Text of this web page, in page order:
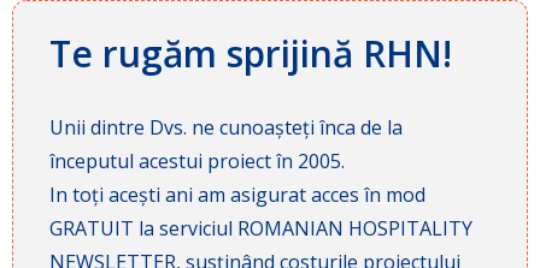
Te rugăm sprijină RHN!
Unii dintre Dvs. ne cunoașteți înca de la
începutul acestui proiect în 2005.
In toți acești ani am asigurat acces în mod
GRATUIT la serviciul ROMANIAN HOSPITALITY
NEWSLETTER, susținând costurile proiectului